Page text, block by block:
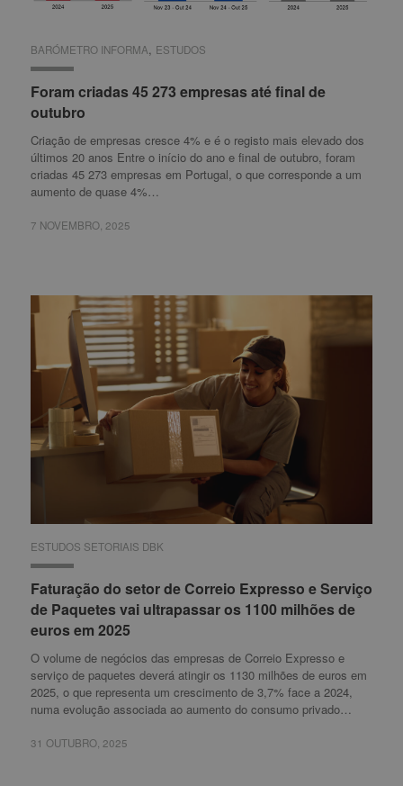
BARÓMETRO INFORMA, ESTUDOS
Foram criadas 45 273 empresas até final de
outubro
Criação de empresas cresce 4% e é o registo mais elevado dos
últimos 20 anos Entre o início do ano e final de outubro, foram
criadas 45 273 empresas em Portugal, o que corresponde a um
aumento de quase 4%…
7 NOVEMBRO, 2025
BARÓMETRO INFORMA ESTUDOS
Foram criadas 45 273 empresas até final de
outubro
7 NOVEMBRO, 2025
ESTUDOS SETORIAIS DBK
Faturação do setor de Correio Expresso e Serviço
de Paquetes vai ultrapassar os 1100 milhões de
euros em 2025
O volume de negócios das empresas de Correio Expresso e
serviço de paquetes deverá atingir os 1130 milhões de euros em
2025, o que representa um crescimento de 3,7% face a 2024,
numa evolução associada ao aumento do consumo privado…
31 OUTUBRO, 2025
ESTUDOS SETORIAIS DBK
Faturação do setor de Correio Expresso e Serviço
de Paquetes vai ultrapassar os 1100 milhões de
euros em 2025
31 OUTUBRO, 2025